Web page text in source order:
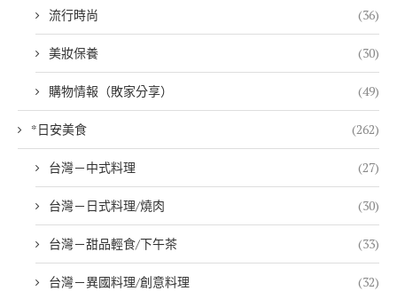
流行時尚 (36)
美妝保養 (30)
購物情報（敗家分享） (49)
*日安美食 (262)
台灣－中式料理 (27)
台灣－日式料理/燒肉 (30)
台灣－甜品輕食/下午茶 (33)
台灣－異國料理/創意料理 (32)